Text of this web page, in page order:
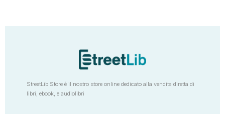
StreetLib Store è il nostro store online dedicato alla vendita diretta di
libri, ebook, e audiolibri